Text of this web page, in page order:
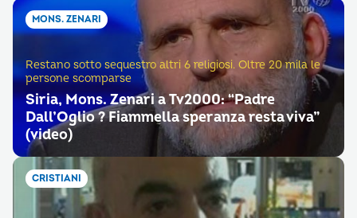
MONS. ZENARI
Restano sotto sequestro altri 6 religiosi. Oltre 20 mila le
persone scomparse
Siria, Mons. Zenari a Tv2000: “Padre
Dall’Oglio ? Fiammella speranza resta viva”
(video)
CRISTIANI